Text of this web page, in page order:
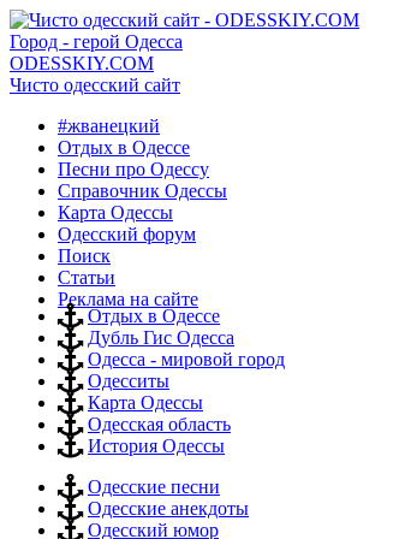
Город - герой Одесса
ODESSKIY.COM
Чисто одесский сайт
#жванецкий
Отдых в Одессе
Песни про Одессу
Справочник Одессы
Карта Одессы
Одесский форум
Поиск
Статьи
Реклама на сайте
Отдых в Одессе
Дубль Гис Одесса
Одесса - мировой город
Одесситы
Карта Одессы
Одесская область
История Одессы
Одесские песни
Одесские анекдоты
Одесский юмор